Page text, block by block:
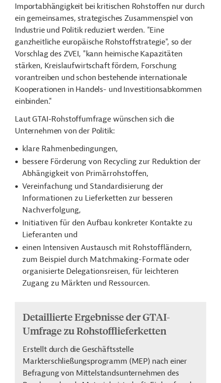
Importabhängigkeit bei kritischen Rohstoffen nur durch
ein gemeinsames, strategisches Zusammenspiel von
Industrie und Politik reduziert werden. "Eine
ganzheitliche europäische Rohstoffstrategie", so der
Vorschlag des ZVEI, "kann heimische Kapazitäten
stärken, Kreislaufwirtschaft fördern, Forschung
vorantreiben und schon bestehende internationale
Kooperationen in Handels- und Investitionsabkommen
einbinden."
Laut GTAI-Rohstoffumfrage wünschen sich die
Unternehmen von der Politik:
klare Rahmenbedingungen,
bessere Förderung von Recycling zur Reduktion der
Abhängigkeit von Primärrohstoffen,
Vereinfachung und Standardisierung der
Informationen zu Lieferketten zur besseren
Nachverfolgung,
Initiativen für den Aufbau konkreter Kontakte zu
Lieferanten und
einen Intensiven Austausch mit Rohstoffländern,
zum Beispiel durch Matchmaking-Formate oder
organisierte Delegationsreisen, für leichteren
Zugang zu Märkten und Ressourcen.
Detaillierte Ergebnisse der GTAI-
Umfrage zu Rohstofflieferketten
Erstellt durch die Geschäftsstelle
Markterschließungsprogramm (MEP) nach einer
Befragung von Mittelstandsunternehmen des